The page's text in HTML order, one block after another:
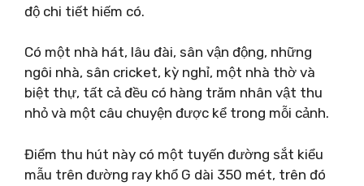
độ chi tiết hiếm có.
Có một nhà hát, lâu đài, sân vận động, những
ngôi nhà, sân cricket, kỳ nghỉ, một nhà thờ và
biệt thự, tất cả đều có hàng trăm nhân vật thu
nhỏ và một câu chuyện được kể trong mỗi cảnh.
Điểm thu hút này có một tuyến đường sắt kiểu
mẫu trên đường ray khổ G dài 350 mét, trên đó